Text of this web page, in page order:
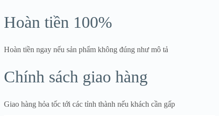
Hoàn tiền 100%
Hoàn tiền ngay nếu sản phẩm không đúng như mô tả
Chính sách giao hàng
Giao hàng hỏa tốc tới các tỉnh thành nếu khách cần gấp